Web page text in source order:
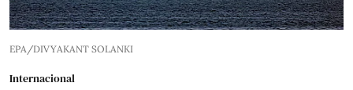
EPA/DIVYAKANT SOLANKI
Internacional